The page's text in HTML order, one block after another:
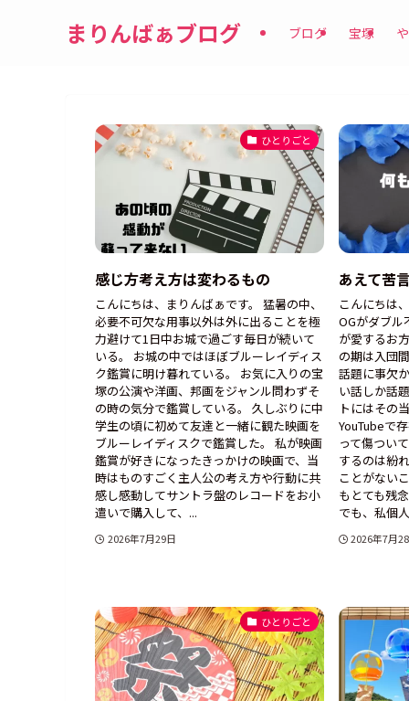
まりんばぁブログ ブログ 宝塚
ひとりごと
感じ方考え方は変わるもの
こんにちは、まりんばぁです。 猛暑の中、
必要不可欠な用事以外は外に出ることを極
力避けて1日中お城で過ごす毎日が続いて
いる。 お城の中ではほぼブルーレイディス
ク鑑賞に明け暮れている。 お気に入りの宝
塚の公演や洋画、邦画をジャンル問わずそ
の時の気分で鑑賞している。 久しぶりに中
学生の頃に初めて友達と一緒に観た映画を
ブルーレイディスクで鑑賞した。 私が映画
鑑賞が好きになったきっかけの映画で、当
時はものすごく主人公の考え方や行動に共
感し感動してサントラ盤のレコードをお小
遣いで購入して、...
2026年7月29日
あえて苦
こんにちは
OGがダブル
が愛するお
の期は入団
話題に事欠
い話しか話
トにはその
YouTubeで
って傷つい
するのは紛
ことがない
もとても残
でも、私個
2026年7月
ひとりごと